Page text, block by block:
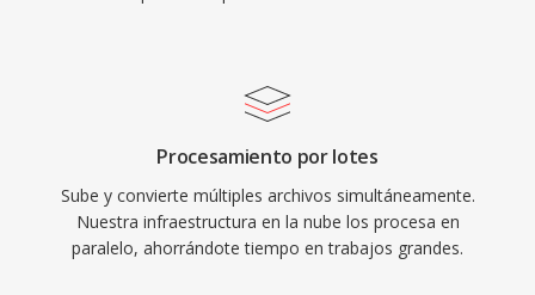
Procesamiento por lotes
Sube y convierte múltiples archivos simultáneamente.
Nuestra infraestructura en la nube los procesa en
paralelo, ahorrándote tiempo en trabajos grandes.